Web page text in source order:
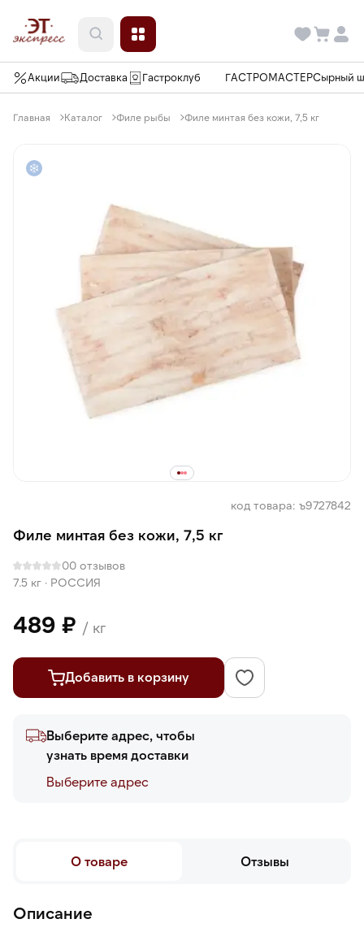
Акции Доставка Гастроклуб ГАСТРОМАСТЕРСырный
Главная Каталог Филе рыбы Филе минтая без кожи, 7,5 кг
код товара: ъ9727842
Филе минтая без кожи, 7,5 кг
00 отзывов
7.5 кг · РОССИЯ
489 ₽ / кг
Добавить в корзину
Выберите адрес, чтобы
узнать время доставки
Выберите адреc
О товаре Отзывы
Описание